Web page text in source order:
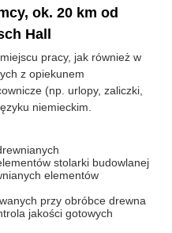
ok. 20 km od
Hall
pracy, jak również w
z opiekunem
(np. urlopy, zaliczki,
niemieckim.
stolarki budowlanej
elementów
przy obróbce drewna
jakości gotowych